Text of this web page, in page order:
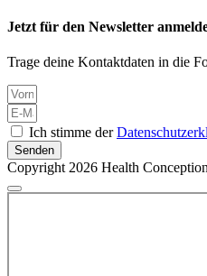
Jetzt für den Newsletter
Trage deine Kontaktdaten in die
Ich stimme der
Senden
Copyright 2026 Health